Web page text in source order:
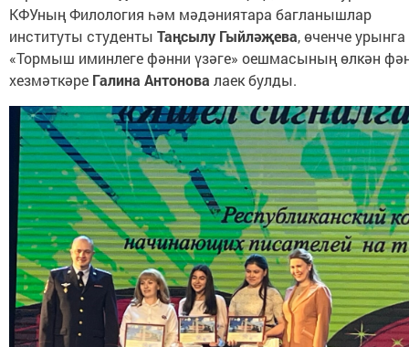
КФУның Филология һәм мәдәниятара багланышлар
институты студенты Таңсылу Гыйләҗева, өченче урынга
«Тормыш иминлеге фәнни үзәге» оешмасының өлкән
хезмәткәре Галина Антонова лаек булды.